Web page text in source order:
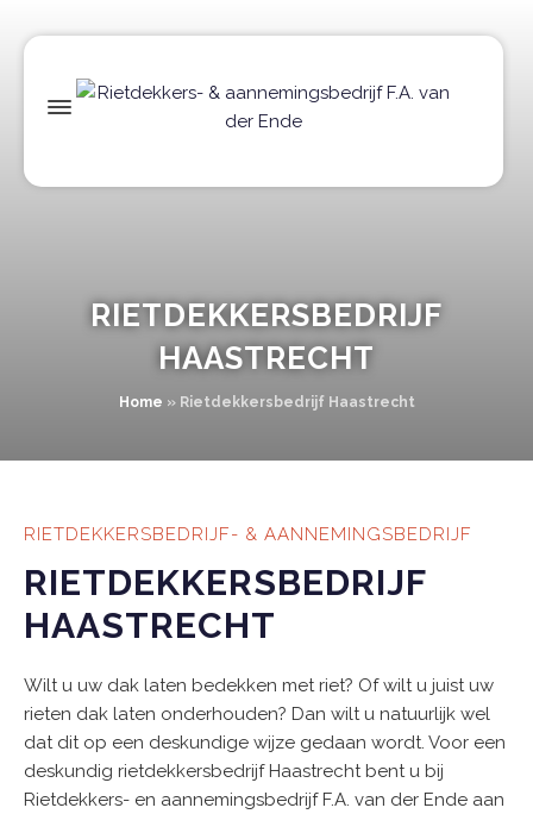
RIETDEKKERSBEDRIJF
HAASTRECHT
Home » Rietdekkersbedrijf Haastrecht
RIETDEKKERSBEDRIJF- & AANNEMINGSBEDRIJF
RIETDEKKERSBEDRIJF
HAASTRECHT
Wilt u uw dak laten bedekken met riet? Of wilt u juist uw
rieten dak laten onderhouden? Dan wilt u natuurlijk wel
dat dit op een deskundige wijze gedaan wordt. Voor een
deskundig rietdekkersbedrijf Haastrecht bent u bij
Rietdekkers- en aannemingsbedrijf F.A. van der Ende aan